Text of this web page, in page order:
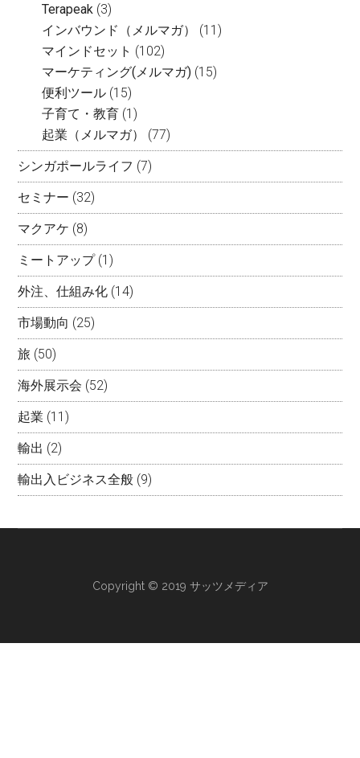
Terapeak (3)
インバウンド（メルマガ）
(11)
マインドセット (102)
マーケティング(メルマガ) (15)
便利ツール (15)
子育て・教育 (1)
起業（メルマガ）
(77)
シンガポールライフ (7)
セミナー (32)
マクアケ (8)
ミートアップ(1)
外注、仕組み化 (14)
市場動向 (25)
旅 (50)
海外展示会 (52)
起業 (11)
輸出 (2)
輸出入ビジネス全般 (9)
Copyright © 2019 サッツメディア